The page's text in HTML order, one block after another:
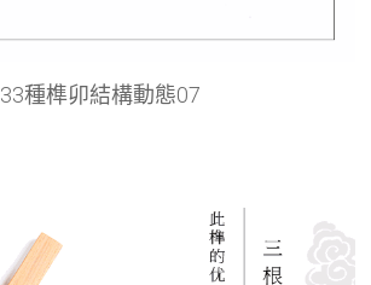
33種榫卯結構動態07